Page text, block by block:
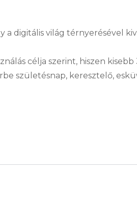
digitális világ térnyerésével
célja szerint, hiszen kisebb
születésnap, keresztelő,